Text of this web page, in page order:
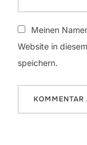
Meinen
Website in
speichern.